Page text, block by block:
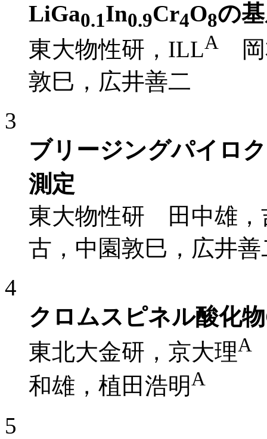
LiGa0.1In0.9Cr4O8の
東大物性研，ILLA
岡
敦巳，広井善二
3
ブリージングパイロ
測定
東大物性研 田中雄，
古，中園敦巳，広井善
4
クロムスピネル酸化
東北大金研，京大理A
和雄，植田浩明A
5